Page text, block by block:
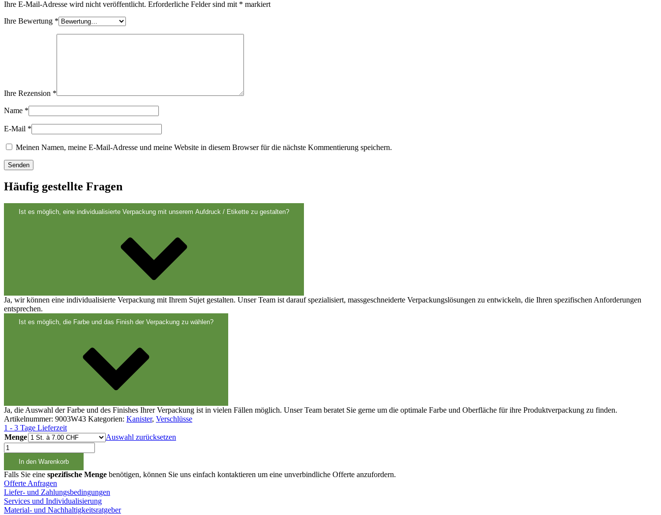
Nachhaltig(301)
Saucenflaschen
Spirituosenflaschen(81)
Tanks(2)
Weinflaschen und Sektflaschen
Ihre E-Mail-Adresse wird nicht veröffentlicht. Erforderliche Felder sind mit * markiert
Ihre Bewertung *
Ihre Rezension *
Name *
E-Mail *
Meinen Namen, meine E-Mail-Adresse und meine Website in diesem Browser für die nächste Kommentierung speichern.
Häufig gestellte Fragen
Ist es möglich, eine individualisierte Verpackung mit unserem Aufdruck / Etikette zu gestalten?
Ja, wir können eine individualisierte Verpackung mit Ihrem Sujet gestalten. Unser Team ist darauf spezialisiert, massgeschneiderte Verpackungslösungen zu entwickeln, die Ihren spezifischen Anforderungen
entsprechen.
Ist es möglich, die Farbe und das Finish der Verpackung zu wählen?
Ja, die Auswahl der Farbe und des Finishes Ihrer Verpackung ist in vielen Fällen möglich. Unser Team beratet Sie gerne um die optimale Farbe und Oberfläche für ihre Produktverpackung zu finden.
Artikelnummer: 9003W43 Kategorien: Kanister, Verschlüsse
1 - 3 Tage Lieferzeit
Menge
Auswahl zurücksetzen
Auslaufhahn
M60
20
-
30lt
Kanister
Menge
In den Warenkorb
Falls Sie eine spezifische Menge benötigen, können Sie uns einfach kontaktieren um eine unverbindliche Offerte anzufordern.
Offerte Anfragen
Liefer- und Zahlungsbedingungen
Services und Individualisierung
Material- und Nachhaltigkeitsratgeber